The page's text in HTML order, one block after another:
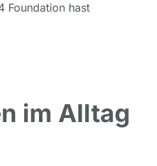
Foundation hast
im Alltag